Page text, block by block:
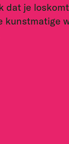
dat je
kunstmatige